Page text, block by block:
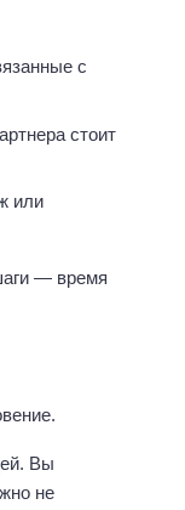
с
стоит
или
— время
Вы
не